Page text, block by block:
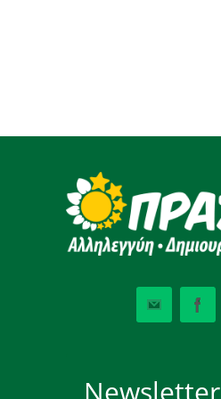
Newsletter